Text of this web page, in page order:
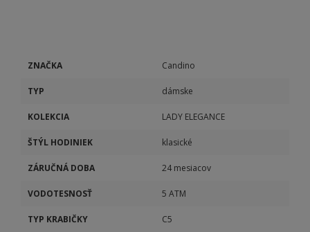
ZNAČKA Candino
TYP dámske
KOLEKCIA LADY ELEGANCE
ŠTÝL HODINIEK klasické
ZÁRUČNÁ DOBA 24 mesiacov
VODOTESNOSŤ 5 ATM
TYP KRABIČKY C5